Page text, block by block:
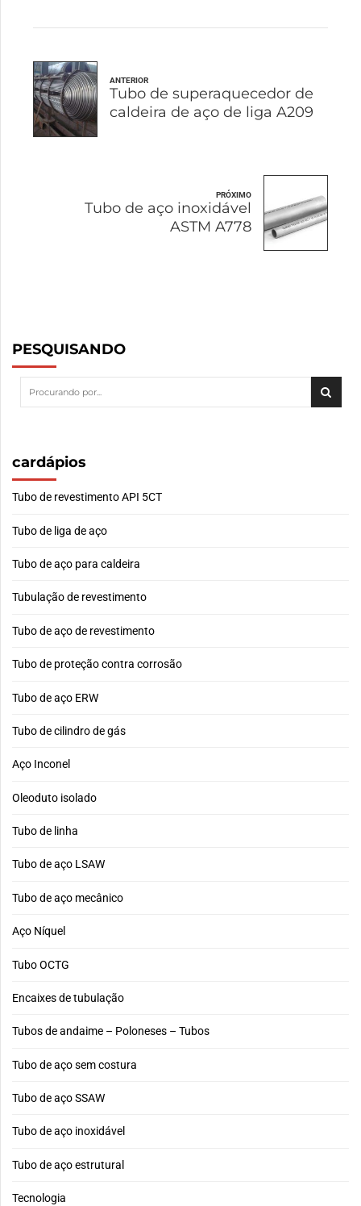
ANTERIOR
Tubo de superaquecedor de
caldeira de aço de liga A209
PRÓXIMO
Tubo de aço inoxidável
ASTM A778
PESQUISANDO
cardápios
Tubo de revestimento API 5CT
Tubo de liga de aço
Tubo de aço para caldeira
Tubulação de revestimento
Tubo de aço de revestimento
Tubo de proteção contra corrosão
Tubo de aço ERW
Tubo de cilindro de gás
Aço Inconel
Oleoduto isolado
Tubo de linha
Tubo de aço LSAW
Tubo de aço mecânico
Aço Níquel
Tubo OCTG
Encaixes de tubulação
Tubos de andaime – Poloneses – Tubos
Tubo de aço sem costura
Tubo de aço SSAW
Tubo de aço inoxidável
Tubo de aço estrutural
Tecnologia